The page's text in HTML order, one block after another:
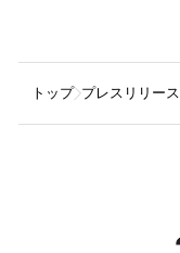
トップ プレスリリース